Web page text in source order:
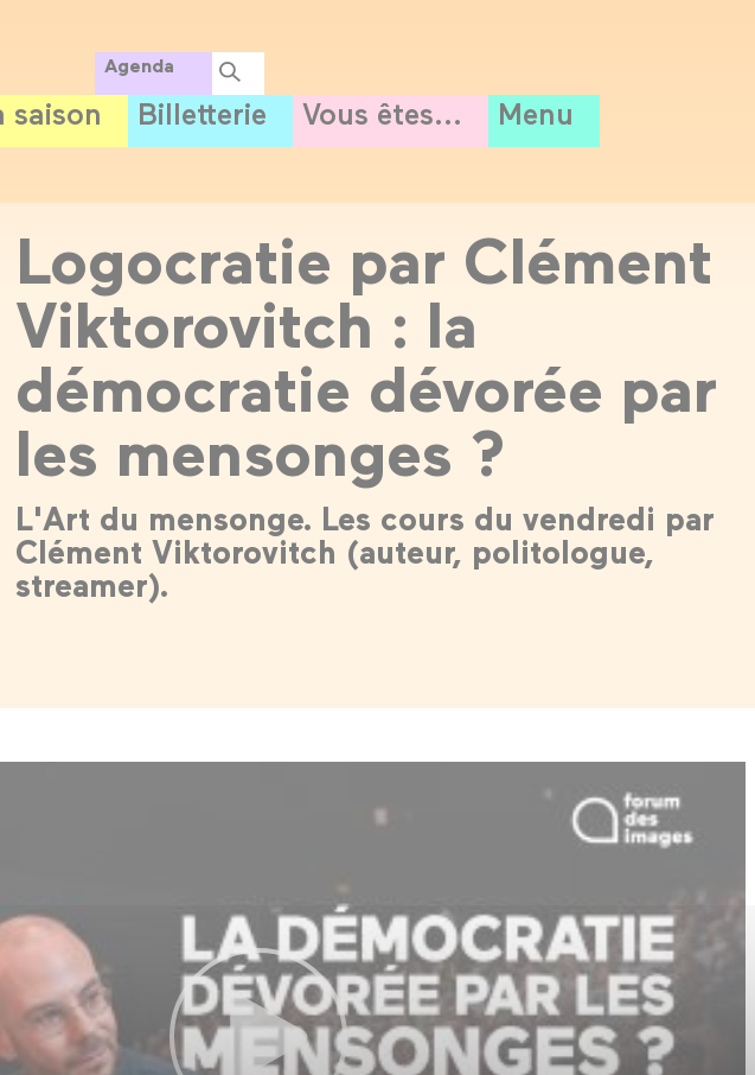
Agenda
saison Billetterie Vous êtes... Menu
Logocratie par Clément
Viktorovitch : la
démocratie dévorée par
les mensonges ?
L'Art du mensonge. Les cours du vendredi par
Clément Viktorovitch (auteur, politologue,
streamer).